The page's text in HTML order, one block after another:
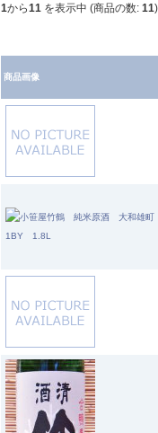
1から11 を表示中 (商品の数: 11)
商品画像